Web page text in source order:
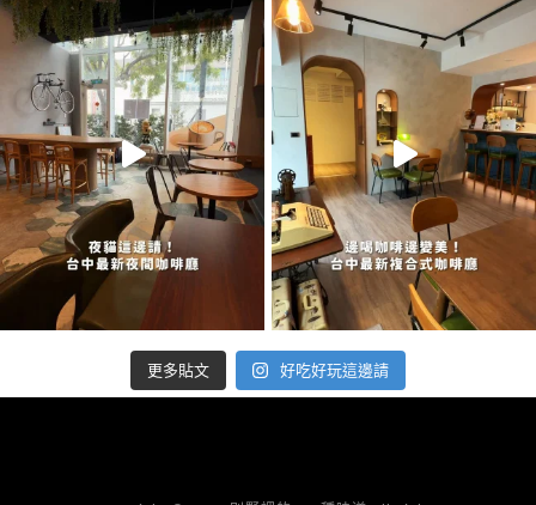
更多貼文 好吃好玩這邊請